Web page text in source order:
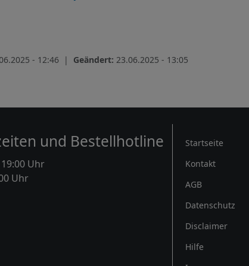
- 12:46 | Geändert: 23.06.2025 - 13:05
und Bestellhotline
Uhr
Uhr
Rechtliches
Startseite
Kontakt
AGB
Datenschutz
Disclaimer
Hilfe